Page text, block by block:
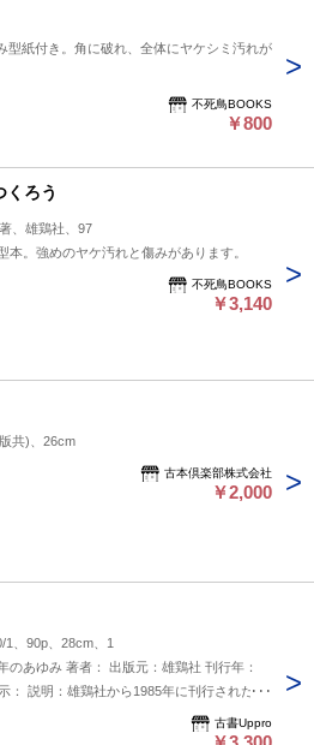
型紙付き。角に破れ、全体にヤケシミ汚れが
不死鳥BOOKS
￥800
くろう
、雄鶏社、97
本。強めのヤケ汚れと傷みがあります。
不死鳥BOOKS
￥3,140
共)、26cm
古本倶楽部株式会社
￥2,000
1、90p、28cm、1
のあゆみ 著者： 出版元：雄鶏社 刊行年：
： 説明：雄鶏社から1985年に刊行された
ゆみ』は、同社の創立から約40年間の歩み
と考えられます。出版年から見て、戦後から
古書Uppro